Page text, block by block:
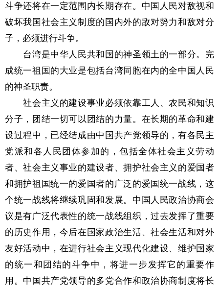
斗争还将在一定范围内长期存在。中国人民对敌视和
破坏我国社会主义制度的国内外的敌对势力和敌对分
子，必须进行斗争。
台湾是中华人民共和国的神圣领土的一部分。完
成统一祖国的大业是包括台湾同胞在内的全中国人民
的神圣职责。
社会主义的建设事业必须依靠工人、农民和知识
分子，团结一切可以团结的力量。在长期的革命和建
设过程中，已经结成由中国共产党领导的，有各民主
党派和各人民团体参加的，包括全体社会主义劳动
者、社会主义事业的建设者、拥护社会主义的爱国者
和拥护祖国统一的爱国者的广泛的爱国统一战线，这
个统一战线将继续巩固和发展。中国人民政治协商会
议是有广泛代表性的统一战线组织，过去发挥了重要
的历史作用，今后在国家政治生活、社会生活和对外
友好活动中，在进行社会主义现代化建设、维护国家
的统一和团结的斗争中，将进一步发挥它的重要作
用。中国共产党领导的多党合作和政治协商制度将长